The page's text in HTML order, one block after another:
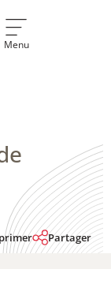
Menu
Partager